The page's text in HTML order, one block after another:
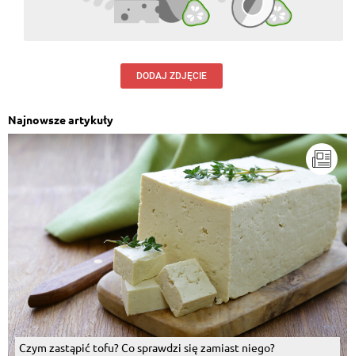
DODAJ ZDJĘCIE
Najnowsze artykuły
Czym zastąpić tofu? Co sprawdzi się zamiast niego?